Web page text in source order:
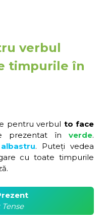
verbul
timpurile în
pentru verbul to face
prezentat în verde.
albastru. Puteți vedea
cu toate timpurile